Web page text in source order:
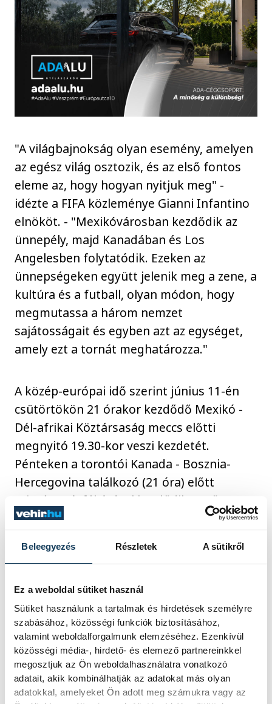
Beleegyezés Részletek A sütikről
Ez a weboldal sütiket használ
Sütiket használunk a tartalmak és hirdetések személyre
szabásához, közösségi funkciók biztosításához,
valamint weboldalforgalmunk elemzéséhez. Ezenkívül
közösségi média-, hirdető- és elemező partnereinkkel
megosztjuk az Ön weboldalhasználatra vonatkozó
adatait, akik kombinálhatják az adatokat más olyan
adatokkal, amelyeket Ön adott meg számukra vagy az
"A világbajnokság olyan esemény, amelyen
az egész világ osztozik, és az első fontos
eleme az, hogy hogyan nyitjuk meg" -
idézte a FIFA közleménye Gianni Infantino
elnököt. - "Mexikóvárosban kezdődik az
ünnepély, majd Kanadában és Los
Angelesben folytatódik. Ezeken az
ünnepségeken együtt jelenik meg a zene, a
kultúra és a futball, olyan módon, hogy
megmutassa a három nemzet
sajátosságait és egyben azt az egységet,
amely ezt a tornát meghatározza."
A közép-európai idő szerint június 11-én
csütörtökön 21 órakor kezdődő Mexikó -
Dél-afrikai Köztársaság meccs előtti
megnyitó 19.30-kor veszi kezdetét.
Pénteken a torontói Kanada - Bosznia-
Hercegovina találkozó (21 óra) előtt
szintén másfél órával kezdődik a műsor,
ahogy a magyar idő szerint szombat hajnal
Paraguay összecsapást megelőzően is.
nemzetközi hírű előadók lépnek fel:
Mexikóban mások mellett Danny Ocean,
Torontóban Alanis Morissette és Michael
Bublé, míg Los Angelesben Katy Perry.
sport ország-világ labdarúgás